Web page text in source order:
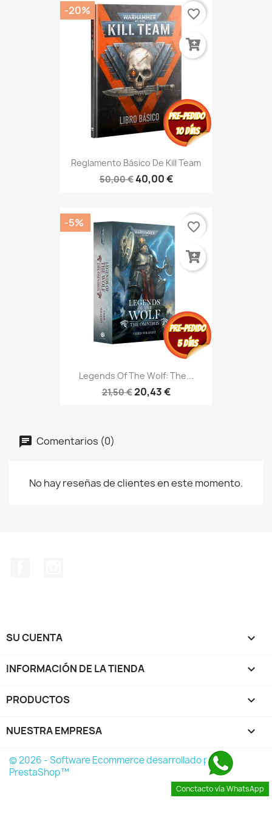
Reglamento Básico De Kill Team
50,00 €40,00 €
-20% favorite_border
Legends Of The Wolf: The...
21,50 €20,43 €
-5% favorite_border
Comentarios (0)
No hay reseñas de clientes en este momento.
SU CUENTA 
INFORMACIÓN DE LA TIENDA keyboard_arrow_down
PRODUCTOS 
NUESTRA EMPRESA 
© 2026 - Software Ecommerce desarrollado por
PrestaShop™
Conctacto vía WhatsApp